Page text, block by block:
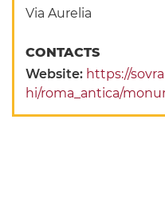
Via Aurelia
CONTACTS
Website: https://
hi/roma_antica/